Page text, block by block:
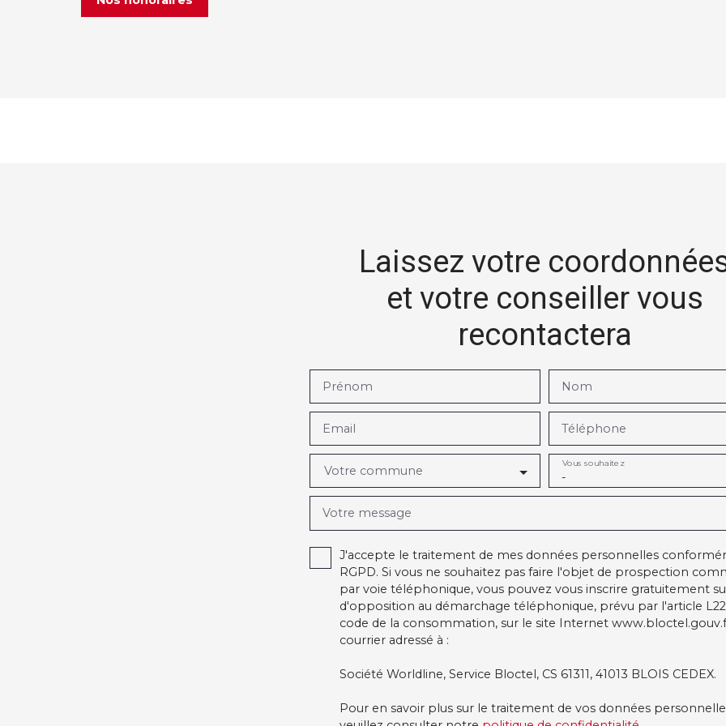
Laissez votre
et votre conseiller vous
recontactera
Prénom Nom
Email Téléphone
Votre commune -
Vous souhaitez
Votre message
J'accepte le traitement de mes données personnelles
RGPD. Si vous ne souhaitez pas faire l'objet de prospection
par voie téléphonique, vous pouvez vous inscrire gratuitement
d'opposition au démarchage téléphonique, prévu par l'article
code de la consommation, sur le site Internet
courrier adressé à :
Société Worldline, Service Bloctel, CS 61311, 41013 BLOIS CEDEX.
Pour en savoir plus sur le traitement de vos données